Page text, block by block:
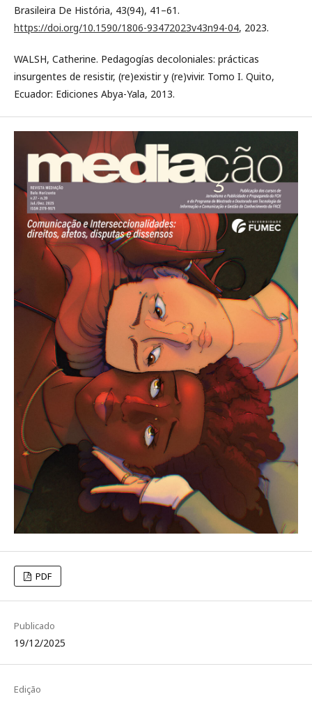
Brasileira De História, 43(94), 41–61.
https://doi.org/10.1590/1806-93472023v43n94-04, 2023.
WALSH, Catherine. Pedagogías decoloniales: prácticas
insurgentes de resistir, (re)existir y (re)vivir. Tomo I. Quito,
Ecuador: Ediciones Abya-Yala, 2013.
PDF
Publicado
19/12/2025
Edição